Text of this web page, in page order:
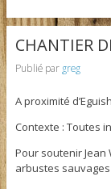
CHANTIER
Publié par greg
A proximité
Contexte : Toutes
Pour soutenir
arbustes